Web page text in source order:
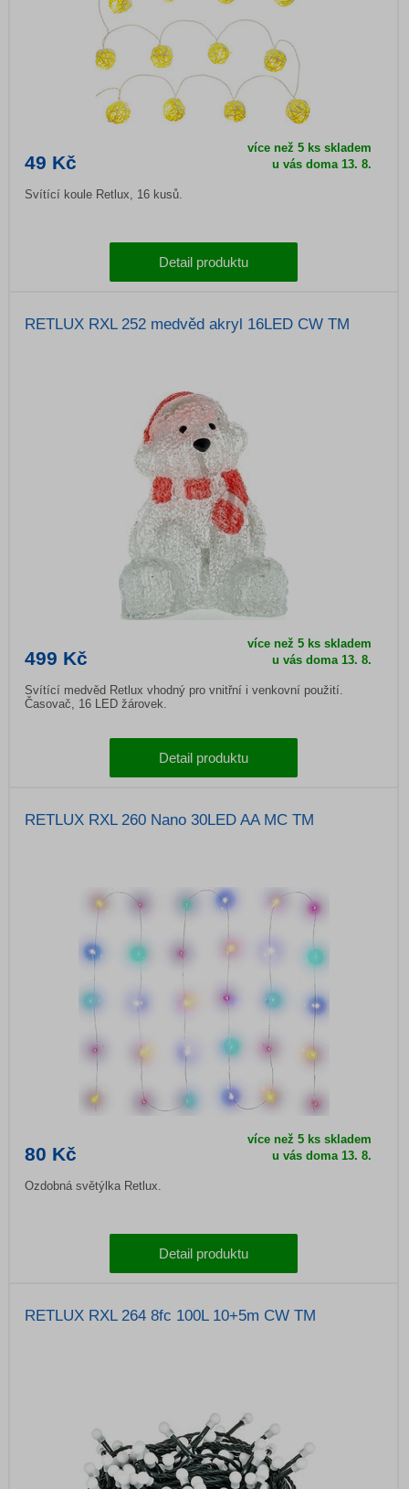
49 Kč
více než 5 ks skladem
u vás doma 13. 8.
Svítící koule Retlux, 16 kusů.
Detail produktu
RETLUX RXL 252 medvěd akryl 16LED CW TM
499 Kč
více než 5 ks skladem
u vás doma 13. 8.
Svítící medvěd Retlux vhodný pro vnitřní i venkovní použití.
Časovač, 16 LED žárovek.
Detail produktu
RETLUX RXL 260 Nano 30LED AA MC TM
80 Kč
více než 5 ks skladem
u vás doma 13. 8.
Ozdobná světýlka Retlux.
Detail produktu
RETLUX RXL 264 8fc 100L 10+5m CW TM